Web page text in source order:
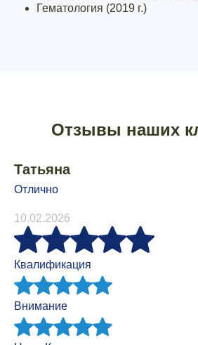
Гематология (2019 г.)
Отзывы наших
Татьяна
Отлично
10.02.2026
Квалификация
Внимание